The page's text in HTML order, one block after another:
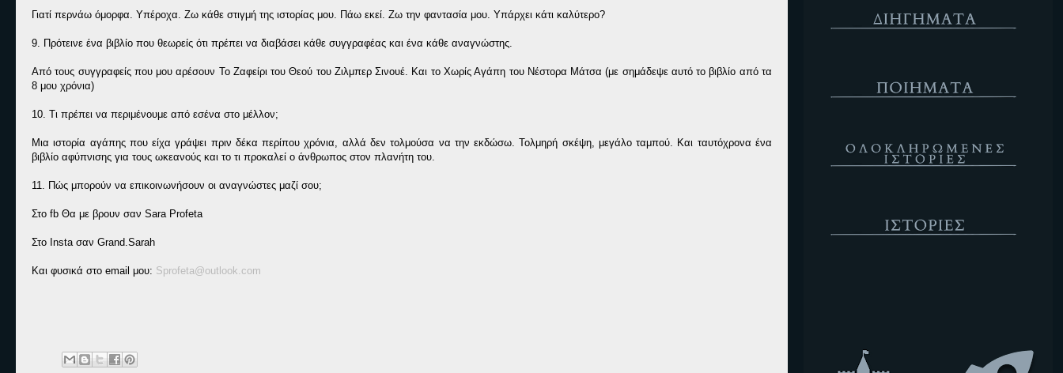
Γιατί περνάω όμορφα. Υπέροχα. Ζω κάθε στιγμή της ιστορίας μου. Πάω εκεί. Ζω την φαντασία μου. Υπάρχει κάτι καλύτερο?
9. Πρότεινε ένα βιβλίο που θεωρείς ότι πρέπει να διαβάσει κάθε συγγραφέας και ένα κάθε αναγνώστης.
Από τους συγγραφείς που μου αρέσουν Το Ζαφείρι του Θεού του Ζιλμπερ Σινουέ. Και το Χωρίς Αγάπη του Νέστορα Μάτσα (με σημάδεψε αυτό το βιβλίο από τα
8 μου χρόνια)
10. Τι πρέπει να περιμένουμε από εσένα στο μέλλον;
Μια ιστορία αγάπης που είχα γράψει πριν δέκα περίπου χρόνια, αλλά δεν τολμούσα να την εκδώσω. Τολμηρή σκέψη, μεγάλο ταμπού. Και ταυτόχρονα ένα
βιβλίο αφύπνισης για τους ωκεανούς και το τι προκαλεί ο άνθρωπος στον πλανήτη του.
11. Πώς μπορούν να επικοινωνήσουν οι αναγνώστες μαζί σου;
Στο fb Θα με βρουν σαν Sara Profeta
Στο Insta σαν Grand.Sarah
Και φυσικά στο email μου: Sprofeta@outlook.com